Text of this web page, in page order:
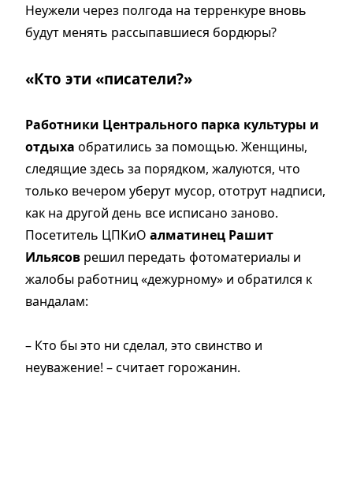
Неужели через полгода на терренкуре вновь
будут менять рассыпавшиеся бордюры?
«Кто эти «писатели?»
Работники Центрального парка культуры и
отдыха обратились за помощью. Женщины,
следящие здесь за порядком, жалуются, что
только вечером уберут мусор, ототрут надписи,
как на другой день все исписано заново.
Посетитель ЦПКиО алматинец Рашит
Ильясов решил передать фотоматериалы и
жалобы работниц «дежурному» и обратился к
вандалам:
– Кто бы это ни сделал, это свинство и
неуважение! – считает горожанин.